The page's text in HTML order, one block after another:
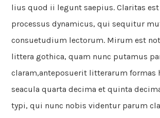
lius quod ii legunt saepius. Claritas
processus dynamicus, qui sequitur
consuetudium lectorum. Mirum est
littera gothica, quam nunc putamus
claram,anteposuerit litterarum formas
seacula quarta decima et quinta
typi, qui nunc nobis videntur parum